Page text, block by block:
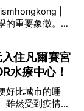
到他，由此推進
》及跟余兒合
GLAY，突如其
等的出現，
田光、濱崎
平成歌姬陣容
合，這十年間百
的階段，熱潮
陪伴成長。在
|
的重要象徵。曾
於半空中的招
及麥憬淮
己的方式著意
城公和荳品廠、
住凡爾賽宮
水療中心！
好比城市的睡
雖然受到疫情影